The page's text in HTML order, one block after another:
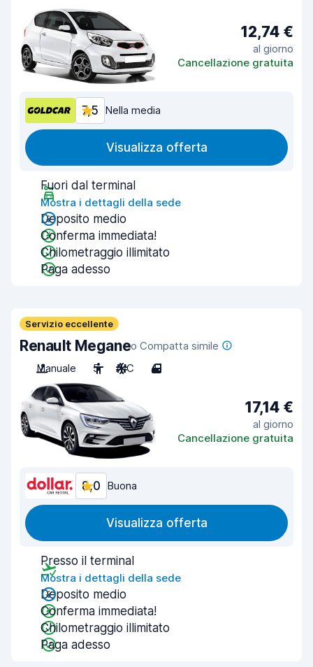
12,74 €
al giorno
Cancellazione gratuita
7,5 Nella media
Visualizza offerta
Fuori dal terminal
Mostra i dettagli della sede
Deposito medio
Conferma immediata!
Chilometraggio illimitato
Paga adesso
Servizio eccellente
Renault Meganeo Compatta simile
Manuale
5 A/C 4
17,14 €
al giorno
Cancellazione gratuita
8,0 Buona
Visualizza offerta
Presso il terminal
Mostra i dettagli della sede
Deposito medio
Conferma immediata!
Chilometraggio illimitato
Paga adesso